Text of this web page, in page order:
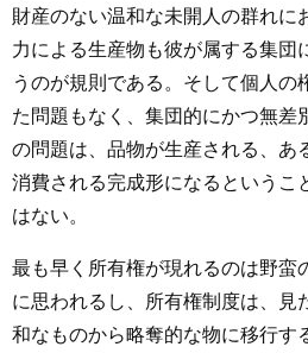
財産のない温和な未開人の群れに
力による生産物も彼が属する集団
うのが規則である。そして個人の
た問題もなく、集団的にかつ無差
の問題は、品物が生産される、あ
消費される完成形になるというこ
はない。
最も早く所有権が現れるのは野蛮
に思われるし、所有権制度は、見
和なものから略奪的な物に移行す